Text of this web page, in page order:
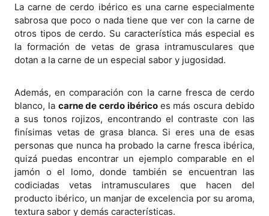
La carne de cerdo ibérico es una carne especialmente
sabrosa que poco o nada tiene que ver con la carne de
otros tipos de cerdo. Su característica más especial es
la formación de vetas de grasa intramusculares que
dotan a la carne de un especial sabor y jugosidad.
Además, en comparación con la carne fresca de cerdo
blanco, la carne de cerdo ibérico es más oscura debido
a sus tonos rojizos, encontrando el contraste con las
finísimas vetas de grasa blanca. Si eres una de esas
personas que nunca ha probado la carne fresca ibérica,
quizá puedas encontrar un ejemplo comparable en el
jamón o el lomo, donde también se encuentran las
codiciadas vetas intramusculares que hacen del
producto ibérico, un manjar de excelencia por su aroma,
textura sabor y demás características.